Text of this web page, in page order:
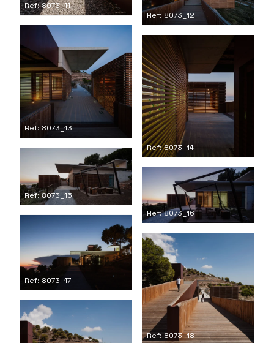
Ref: 8073_11
Ref: 8073_12
Ref: 8073_13
Ref: 8073_14
Ref: 8073_15
Ref: 8073_16
Ref: 8073_17
Ref: 8073_18